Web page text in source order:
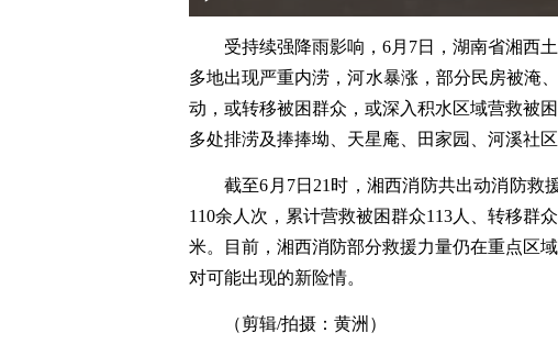
受持续强降雨影响，6月7日，湖南省湘西
多地出现严重内涝，河水暴涨，部分民房被淹
动 ，或转移被困群众，或深入积水区域营救被
多处排涝及捧捧坳、天星庵、田家园、河溪社
截至6月7日21时，湘西消防共出动消防救
110余人次，累计营救被困群众113人、转移群
米。目前，湘西消防部分救援力量仍在重点区
对可能出现的新险情。
（剪辑/拍摄：黄洲）